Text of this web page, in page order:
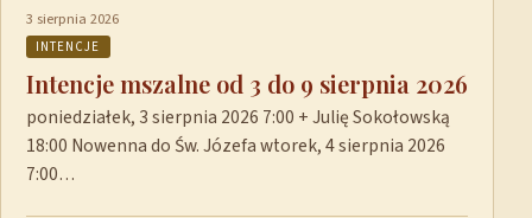
3 sierpnia 2026
INTENCJE
Intencje mszalne od 3 do 9 sierpnia 2026
poniedziałek, 3 sierpnia 2026 7:00 + Julię Sokołowską
18:00 Nowenna do Św. Józefa wtorek, 4 sierpnia 2026
7:00…